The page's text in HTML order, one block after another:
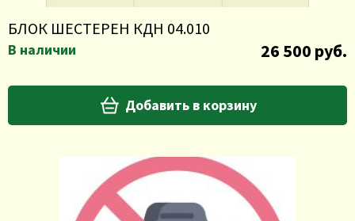
БЛОК ШЕСТЕРЕН КДН 04.010
В наличии 26 500 руб.
Добавить в корзину